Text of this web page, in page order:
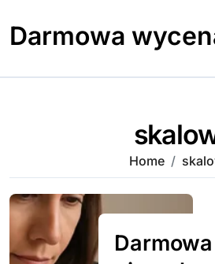
content
Darmowa
Home